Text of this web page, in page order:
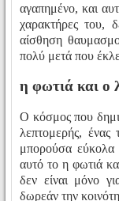
αγαπημένο, και
χαρακτήρες του,
αίσθηση
πολύ μετά που
η φωτιά και ο
Ο κόσμος που
λεπτομερής,
μπορούσα εύκολα
αυτό το η φωτιά
δεν είναι μόνο
δωρεάν την